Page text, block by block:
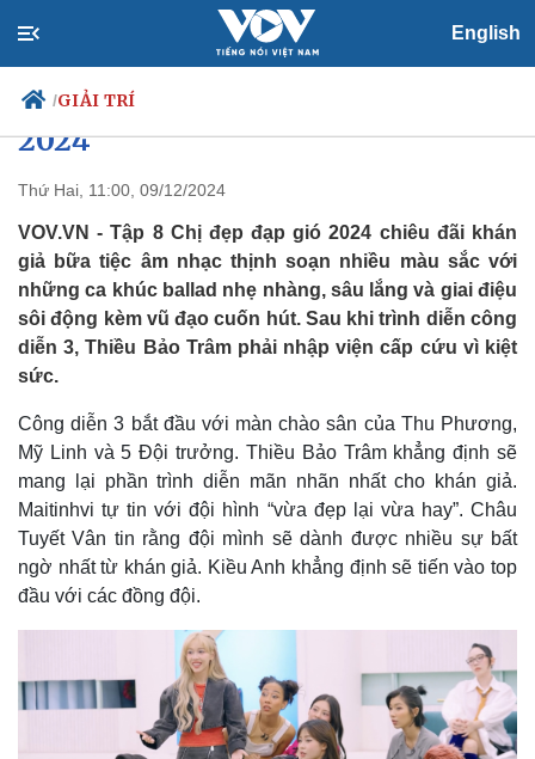
English
/GIẢI TRÍ
Chính trị
Đảng
Tổ chức nhân sự
Quốc hội
Nhận diện sự thật
Xã hội
Tin 24h
Dự báo thời tiết
Giáo dục
Việc làm
Thiều Bảo Trâm phải nhập viện
cấp cứu sau "Chị đẹp đạp gió
2024"
Thứ Hai, 11:00, 09/12/2024
VOV.VN - Tập 8 Chị đẹp đạp gió 2024 chiêu đãi khán
giả bữa tiệc âm nhạc thịnh soạn nhiều màu sắc với
những ca khúc ballad nhẹ nhàng, sâu lắng và giai điệu
sôi động kèm vũ đạo cuốn hút. Sau khi trình diễn công
diễn 3, Thiều Bảo Trâm phải nhập viện cấp cứu vì kiệt
sức.
Công diễn 3 bắt đầu với màn chào sân của Thu Phương,
Mỹ Linh và 5 Đội trưởng. Thiều Bảo Trâm khẳng định sẽ
mang lại phần trình diễn mãn nhãn nhất cho khán giả.
Maitinhvi tự tin với đội hình “vừa đẹp lại vừa hay”. Châu
Tuyết Vân tin rằng đội mình sẽ dành được nhiều sự bất
ngờ nhất từ khán giả. Kiều Anh khẳng định sẽ tiến vào top
đầu với các đồng đội.